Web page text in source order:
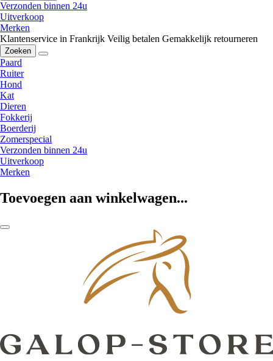
Verzonden binnen 24u
Uitverkoop
Merken
Klantenservice in Frankrijk Veilig betalen Gemakkelijk retourneren
Zoeken
Paard
Ruiter
Hond
Kat
Dieren
Fokkerij
Boerderij
Zomerspecial
Verzonden binnen 24u
Uitverkoop
Merken
Toevoegen aan winkelwagen...